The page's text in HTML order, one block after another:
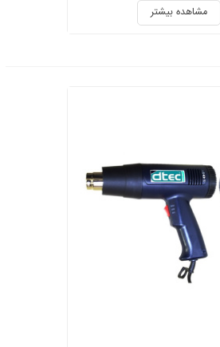
مشاهده بیشتر